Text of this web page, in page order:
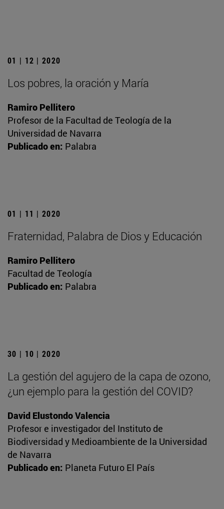
01 | 12 | 2020
Los pobres, la oración y María
Ramiro Pellitero
Profesor de la Facultad de Teología de la
Universidad de Navarra
Publicado en: Palabra
01 | 11 | 2020
Fraternidad, Palabra de Dios y Educación
Ramiro Pellitero
Facultad de Teología
Publicado en: Palabra
30 | 10 | 2020
La gestión del agujero de la capa de ozono,
¿un ejemplo para la gestión del COVID?
David Elustondo Valencia
Profesor e investigador del Instituto de
Biodiversidad y Medioambiente de la Universidad
de Navarra
Publicado en: Planeta Futuro El País